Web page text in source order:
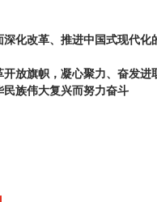
化改革、推进中国式现代化
放旗帜，凝心聚力、奋发进
族伟大复兴而努力奋斗